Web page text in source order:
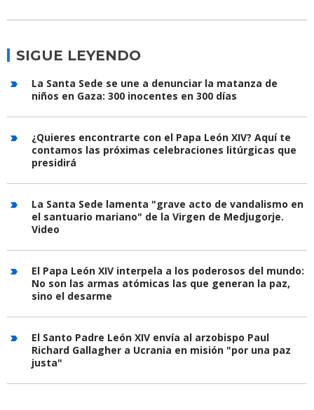
SIGUE LEYENDO
La Santa Sede se une a denunciar la matanza de
niños en Gaza: 300 inocentes en 300 días
¿Quieres encontrarte con el Papa León XIV? Aquí te
contamos las próximas celebraciones litúrgicas que
presidirá
La Santa Sede lamenta "grave acto de vandalismo en
el santuario mariano" de la Virgen de Medjugorje.
Video
El Papa León XIV interpela a los poderosos del mundo:
No son las armas atómicas las que generan la paz,
sino el desarme
El Santo Padre León XIV envía al arzobispo Paul
Richard Gallagher a Ucrania en misión "por una paz
justa"